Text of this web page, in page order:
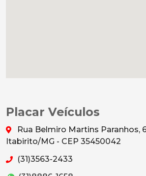
Placar Veículos
Rua Belmiro Martins Paranhos,
Itabirito/MG - CEP 35450042
(31)3563-2433